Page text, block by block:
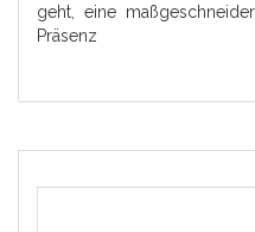
geht, eine
Präsenz